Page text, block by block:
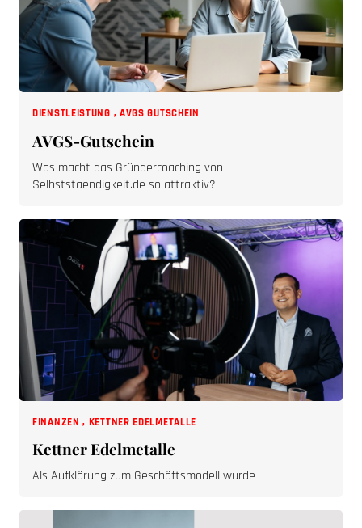
DIENSTLEISTUNG,AVGS GUTSCHEIN
AVGS-Gutschein
Was macht das Gründercoaching von
Selbststaendigkeit.de so attraktiv?
FINANZEN,KETTNER EDELMETALLE
Kettner Edelmetalle
Als Aufklärung zum Geschäftsmodell wurde